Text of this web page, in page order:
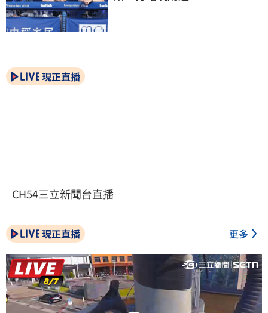
現正直播
CH54三立新聞台直播
現正直播 更多